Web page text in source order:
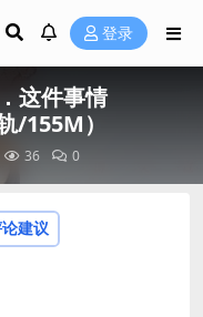
登录
这件事情
/155M）
36 0
建议